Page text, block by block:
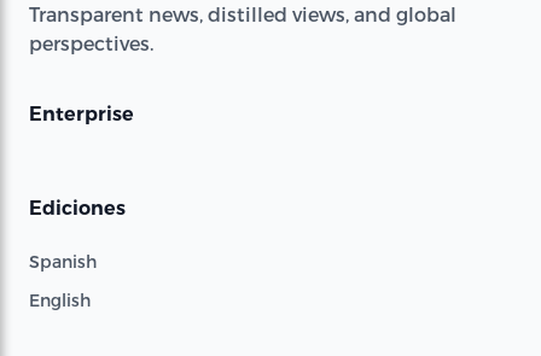
Transparent news, distilled views, and global
perspectives.
Enterprise
Ediciones
Spanish
English